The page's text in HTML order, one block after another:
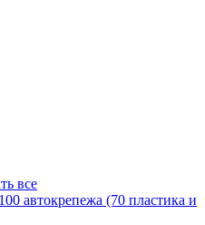
все
автокрепежа (70 пластика и